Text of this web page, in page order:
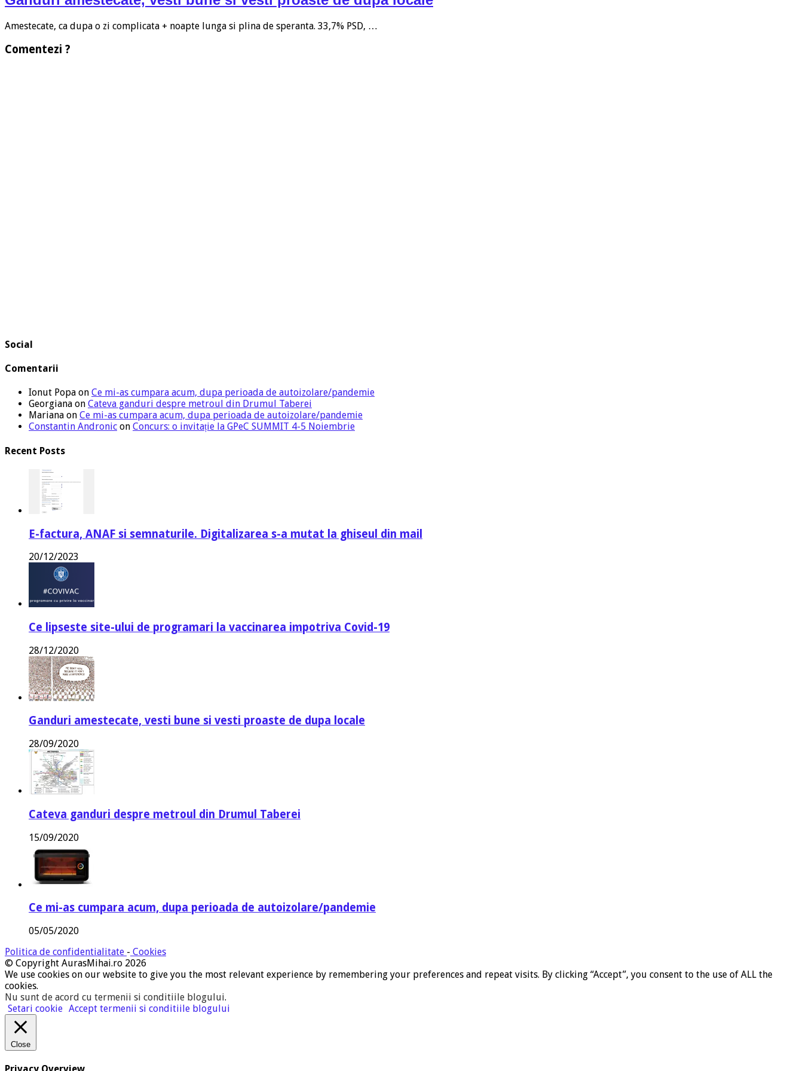
Amestecate, ca dupa o zi complicata + noapte lunga si plina de speranta. 33,7% PSD, …
Comentezi ?
Social
Comentarii
Ionut Popa on Ce mi-as cumpara acum, dupa perioada de autoizolare/pandemie
Georgiana on Cateva ganduri despre metroul din Drumul Taberei
Mariana on Ce mi-as cumpara acum, dupa perioada de autoizolare/pandemie
Constantin Andronic on Concurs: o invitație la GPeC SUMMIT 4-5 Noiembrie
Recent Posts
E-factura, ANAF si semnaturile. Digitalizarea s-a mutat la ghiseul din mail
20/12/2023
Ce lipseste site-ului de programari la vaccinarea impotriva Covid-19
28/12/2020
Ganduri amestecate, vesti bune si vesti proaste de dupa locale
28/09/2020
Cateva ganduri despre metroul din Drumul Taberei
15/09/2020
Ce mi-as cumpara acum, dupa perioada de autoizolare/pandemie
05/05/2020
Politica de confidentialitate - Cookies
© Copyright AurasMihai.ro 2026
We use cookies on our website to give you the most relevant experience by remembering your preferences and repeat visits. By clicking “Accept”, you consent to the use of ALL the
cookies.
Nu sunt de acord cu termenii si conditiile blogului.
Setari cookie Accept termenii si conditiile blogului
Close